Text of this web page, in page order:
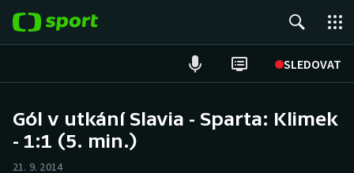
SLEDOVAT
Hokej
Gól v utkání Slavia - Sparta: Klimek
- 1:1 (5. min.)
21. 9. 2014